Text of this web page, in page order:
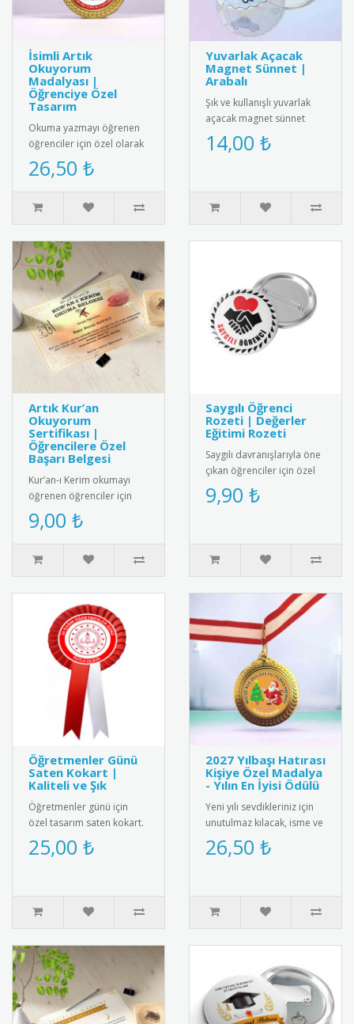
İsimli Artık
Okuyorum
Madalyası |
Öğrenciye Özel
Tasarım
Okuma yazmayı öğrenen
öğrenciler için özel olarak
hazırlanan isimli artık
okuyorum madalyası.
Öğrenc..
26,50 ₺
Yuvarlak Açacak
Magnet Sünnet |
Arabalı
Şık ve kullanışlı yuvarlak
açacak magnet sünnet
hediyesi. Yüksek kaliteli
mıknatıs ve paslanmaz
14,00 ₺
Artık Kur’an
Okuyorum
Sertifikası |
Öğrencilere Özel
Başarı Belgesi
Kur’an-ı Kerim okumayı
öğrenen öğrenciler için
anlamlı ve şık bir başarı
belgesi. Sınıf içi törenler..
9,00 ₺
Saygılı Öğrenci
Rozeti | Değerler
Eğitimi Rozeti
Saygılı davranışlarıyla öne
çıkan öğrenciler için özel
tasarım rozet. Okulda
olumlu davranışları pek..
9,90 ₺
Öğretmenler Günü
Saten Kokart |
Kaliteli ve Şık
Öğretmenler günü için
özel tasarım saten kokart.
"24 Kasım Öğretmenler
Günü" yazılı şık tasarımı
25,00 ₺
2027 Yılbaşı Hatırası
Kişiye Özel Madalya
- Yılın En İyisi Ödülü
Yeni yılı sevdikleriniz için
unutulmaz kılacak, isme ve
aileye özel olarak
tasarlanan "2025 Yılbaşı ..
26,50 ₺